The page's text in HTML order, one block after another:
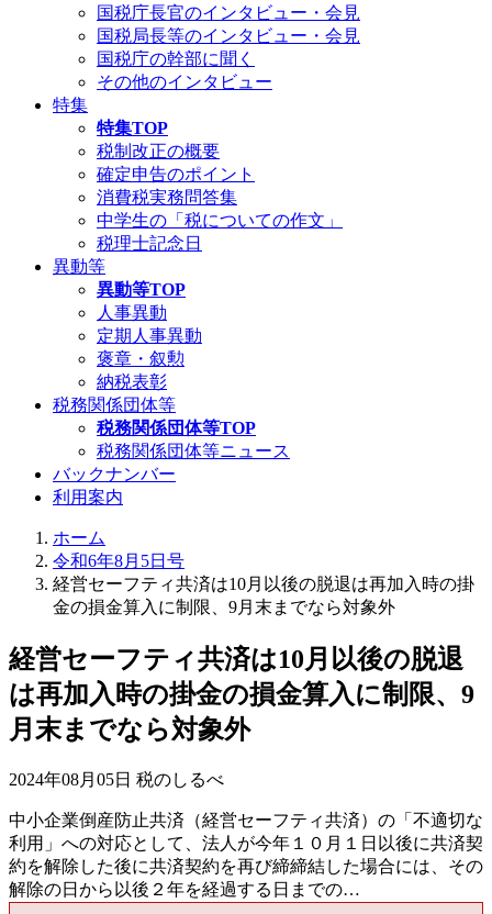
国税庁長官のインタビュー・会見
国税局長等のインタビュー・会見
国税庁の幹部に聞く
その他のインタビュー
特集
特集TOP
税制改正の概要
確定申告のポイント
消費税実務問答集
中学生の「税についての作文」
税理士記念日
異動等
異動等TOP
人事異動
定期人事異動
褒章・叙勲
納税表彰
税務関係団体等
税務関係団体等TOP
税務関係団体等ニュース
バックナンバー
利用案内
ホーム
令和6年8月5日号
経営セーフティ共済は10月以後の脱退は再加入時の掛
金の損金算入に制限、9月末までなら対象外
経営セーフティ共済は10月以後の脱退
は再加入時の掛金の損金算入に制限、9
月末までなら対象外
2024年08月05日 税のしるべ
中小企業倒産防止共済（経営セーフティ共済）の「不適切な
利用」への対応として、法人が今年１０月１日以後に共済契
約を解除した後に共済契約を再び締締結した場合には、その
解除の日から以後２年を経過する日までの…